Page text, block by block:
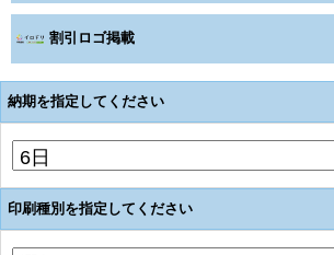
割引ロゴ掲載
納期を指定してください
印刷種別を指定してください